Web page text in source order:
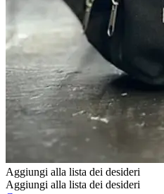
Aggiungi alla lista dei desideri
Aggiungi alla lista dei desideri